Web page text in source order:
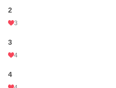
月間ポイント
年間ポイント
累計ポイント
2
3
3
4
4